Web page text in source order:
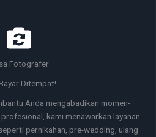
Fotografer
Ditempat!
Anda mengabadikan momen-
kami menawarkan layanan
pernikahan, pre-wedding, ulang